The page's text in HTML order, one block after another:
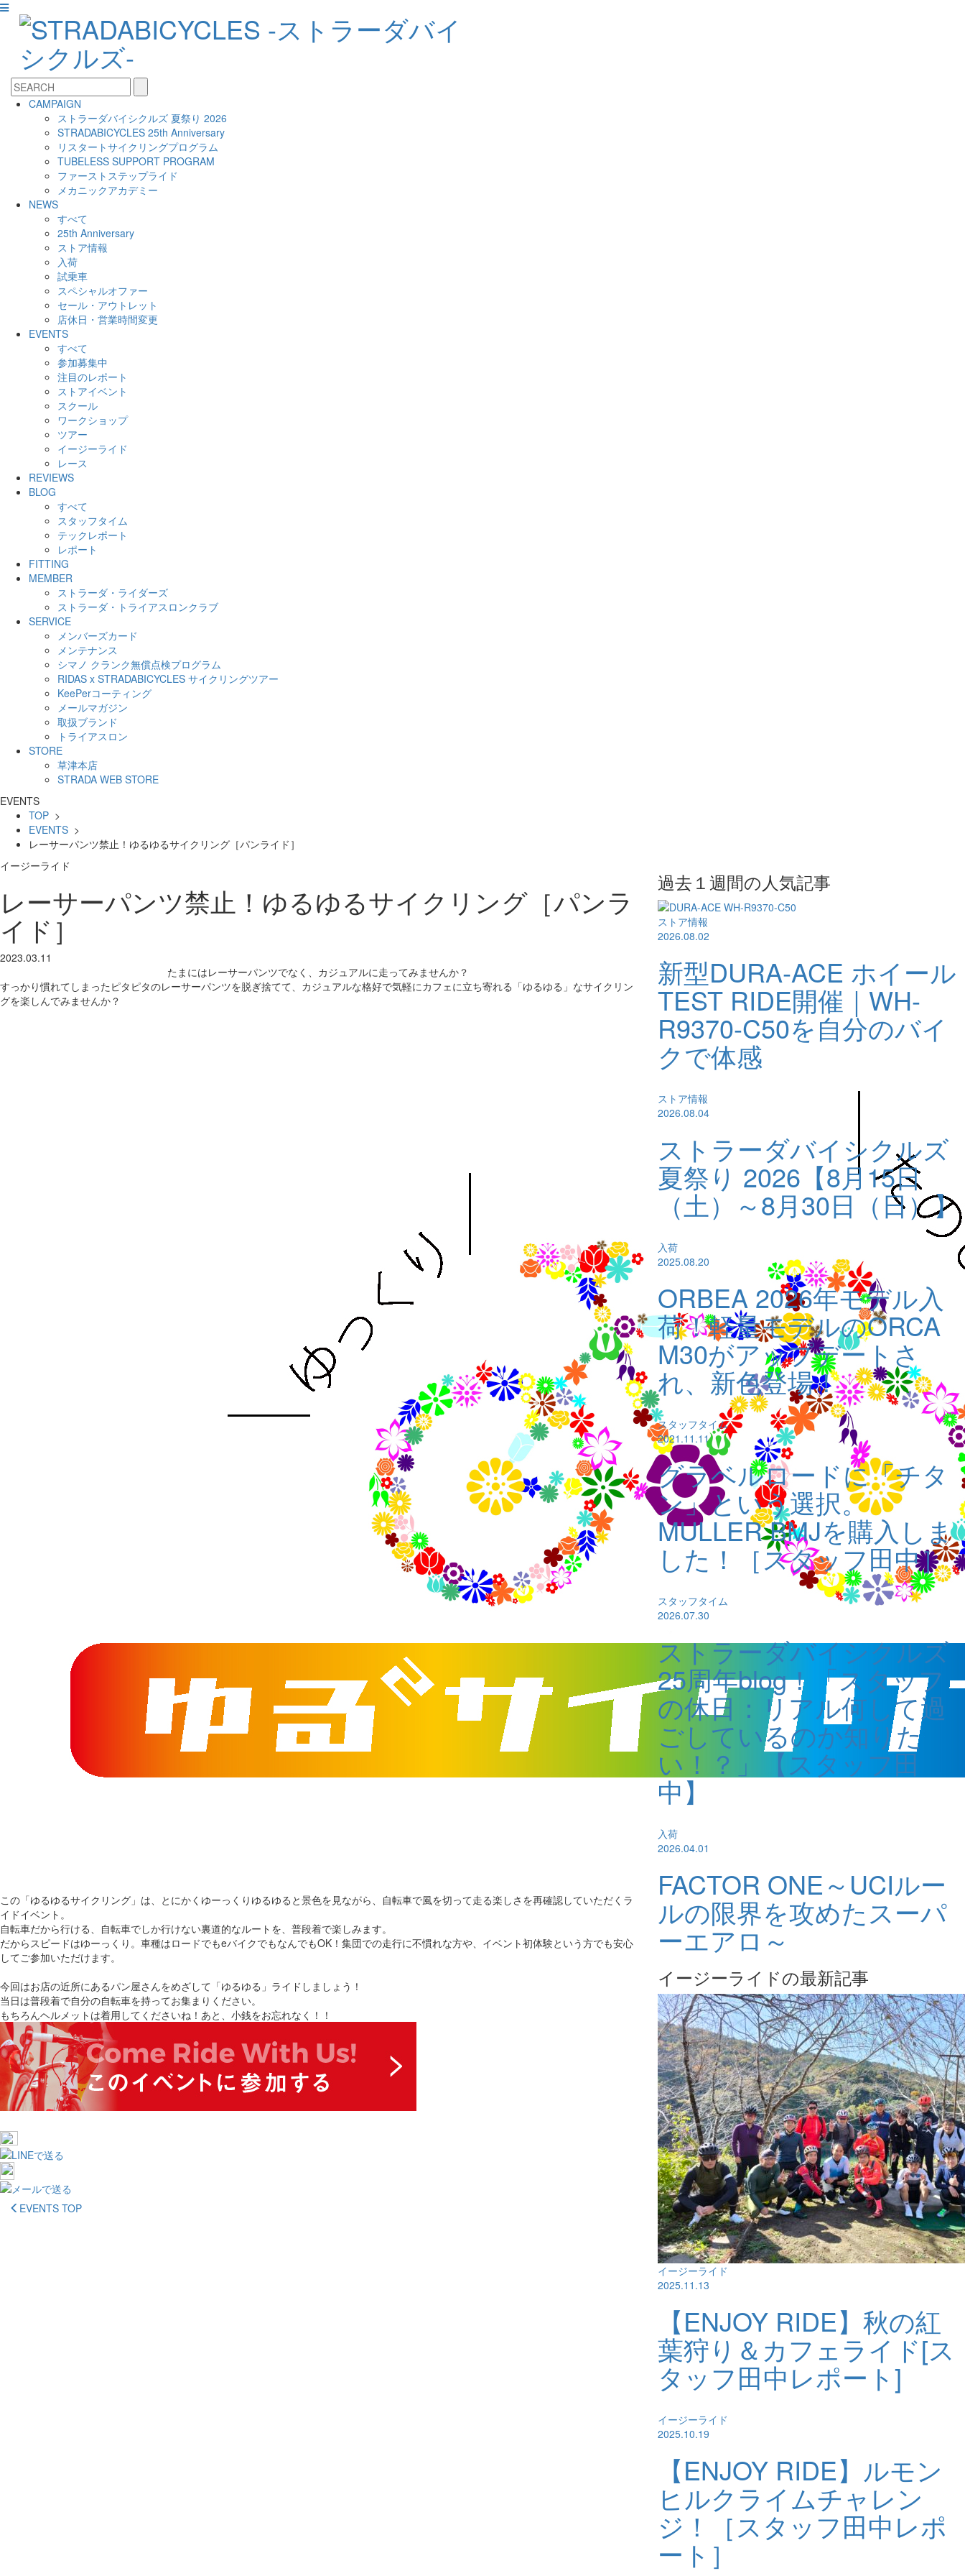
CAMPAIGN
ストラーダバイシクルズ 夏祭り 2026
STRADABICYCLES 25th Anniversary
リスタートサイクリングプログラム
TUBELESS SUPPORT PROGRAM
ファーストステップライド
メカニックアカデミー
NEWS
すべて
25th Anniversary
ストア情報
入荷
試乗車
スペシャルオファー
セール・アウトレット
店休日・営業時間変更
EVENTS
すべて
参加募集中
注目のレポート
ストアイベント
スクール
ワークショップ
ツアー
イージーライド
レース
REVIEWS
BLOG
すべて
スタッフタイム
テックレポート
レポート
FITTING
MEMBER
ストラーダ・ライダーズ
ストラーダ・トライアスロンクラブ
SERVICE
メンバーズカード
メンテナンス
シマノ クランク無償点検プログラム
RIDAS x STRADABICYCLES サイクリングツアー
KeePerコーティング
メールマガジン
取扱ブランド
トライアスロン
STORE
草津本店
STRADA WEB STORE
EVENTS
TOP >
EVENTS >
レーサーパンツ禁止！ゆるゆるサイクリング［パンライド］
イージーライド
レーサーパンツ禁止！ゆるゆるサイクリング［パンラ
イド］
2023.03.11
たまにはレーサーパンツでなく、カジュアルに走ってみませんか？
すっかり慣れてしまったピタピタのレーサーパンツを脱ぎ捨てて、カジュアルな格好で気軽にカフェに立ち寄れる「ゆるゆる」なサイクリン
グを楽しんでみませんか？
この「ゆるゆるサイクリング」は、とにかくゆーっくりゆるゆると景色を見ながら、自転車で風を切って走る楽しさを再確認していただくラ
イドイベント。
自転車だから行ける、自転車でしか行けない裏道的なルートを、普段着で楽しみます。
だからスピードはゆーっくり。車種はロードでもeバイクでもなんでもOK！集団での走行に不慣れな方や、イベント初体験という方でも安心
してご参加いただけます。
今回はお店の近所にあるパン屋さんをめざして「ゆるゆる」ライドしましょう！
当日は普段着で自分の自転車を持ってお集まりください。
もちろんヘルメットは着用してくださいね！あと、小銭をお忘れなく！！
EVENTS TOP
過去１週間の人気記事
ストア情報
2026.08.02
新型DURA-ACE ホイール
TEST RIDE開催｜WH-
R9370-C50を自分のバイ
クで体感
ストア情報
2026.08.04
ストラーダバイシクルズ
夏祭り 2026【8月15日
（土）～8月30日（日）】
入荷
2025.08.20
ORBEA 2026年モデル入
荷！軽量モデルのORCA
M30がアップデートさ
れ、新色登場！
スタッフタイム
2021.11.11
グラベルロードに「チタ
ン」という選択。
MULLER BMJを購入しま
した！［スタッフ田中］
スタッフタイム
2026.07.30
ストラーダバイシクルズ
25周年blog！「スタッフ
の休日：リアル何して過
ごしているのか知りた
い！？」【スタッフ田
中】
入荷
2026.04.01
FACTOR ONE～UCIルー
ルの限界を攻めたスーパ
ーエアロ～
イージーライドの最新記事
イージーライド
2025.11.13
【ENJOY RIDE】秋の紅
葉狩り＆カフェライド[ス
タッフ田中レポート]
イージーライド
2025.10.19
【ENJOY RIDE】ルモン
ヒルクライムチャレン
ジ！［スタッフ田中レポ
ート］